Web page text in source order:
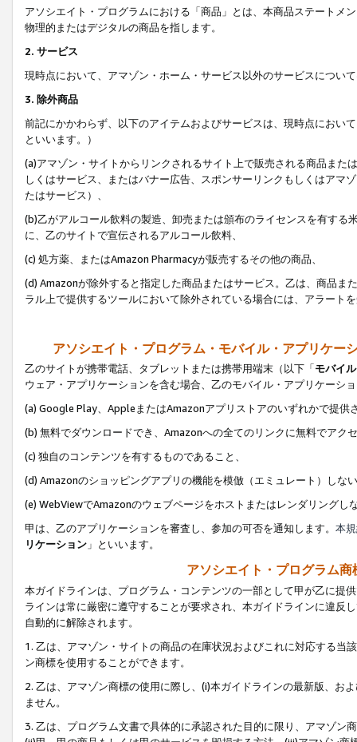
アソシエイト・プログラムにおける「商品」とは、本商品ステートメ
物理的またはデジタルの商品を指します。
2. サービス
現時点において、アマゾン・ホーム・サービス以外のサービスについ
3. 除外商品
前記にかかわらず、以下のアイテムおよびサービスは、現時点におい
といいます。）
(a)アマゾン・サイトからリンクされるサイト上で販売される商品ま
しくはサービス、またはバナー広告、スポンサーリンクもしくはアマ
たはサービス）、
(b)乙がアルコール飲料の製造、卸売または頒布のライセンスを有す
に、乙のサイトで宣伝されるアルコール飲料、
(c) 処方薬、またはAmazon Pharmacyが販売するその他の商品、
(d) Amazonが除外すると指定した商品またはサービス。乙は、商品ま
ラル上で提供するツールにおいて除外されている場合には、アラート
アソシエイト・プログラム・モバイル・アプリケー
乙のサイトが携帯電話、タブレットまたは携帯用端末（以下「モバイ
ウェア・アプリケーションを含む場合、乙のモバイル・アプリケーシ
(a) Google Play、AppleまたはAmazonアプリストアのいずれかで提供
(b) 無料でダウンロードでき、Amazonへの全てのリンクに無料でアク
(c) 独自のコンテンツを有するものであること、
(d) Amazonのショッピングアプリの機能を模倣（エミュレート）しな
(e) WebViewでAmazonのウェブページをホストまたはレンダリングし
甲は、乙のアプリケーションを審査し、参加の可否を通知します。 本
リケーション 」といいます。
アソシエイト・プログラム
本ガイドラインは、プログラム・コンテンツの一部として甲が乙に提
ラインは常に厳密に遵守することが要求され、本ガイドラインに違反
自動的に解除されます。
1. 乙は、アマゾン・サイトの商品の在庫状況およびこれに対応する
ン商標を使用することができます。
2. 乙は、アマゾン商標の使用に際し、(i)本ガイドラインの最新版、お
ません。
3. 乙は、プログラム文書で具体的に承認された目的に限り、アマゾン